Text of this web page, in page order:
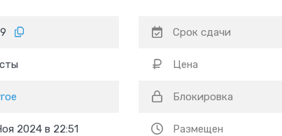
2024 в 22:51
Срок сдачи
Цена
Блокировка
Размещен